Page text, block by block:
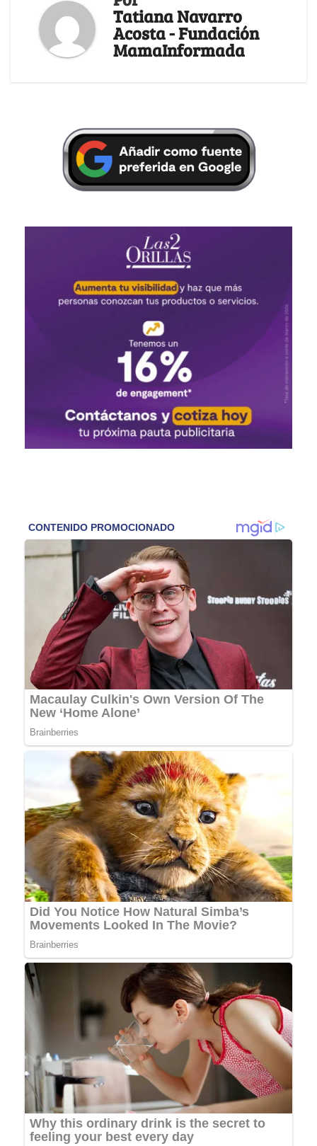
Tatiana Navarro
Acosta - Fundación
MamaInformada